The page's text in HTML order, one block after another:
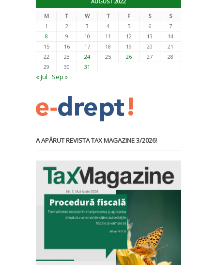
M
T W T F S
S
1
2 3 4 5 6
7
8
9 10 11 12 13
14
15
16 17 18 19 20
21
22
23 24 25 26 27
28
29
30 31
« Jul Sep »
A APĂRUT REVISTA TAX MAGAZINE 3/2026!